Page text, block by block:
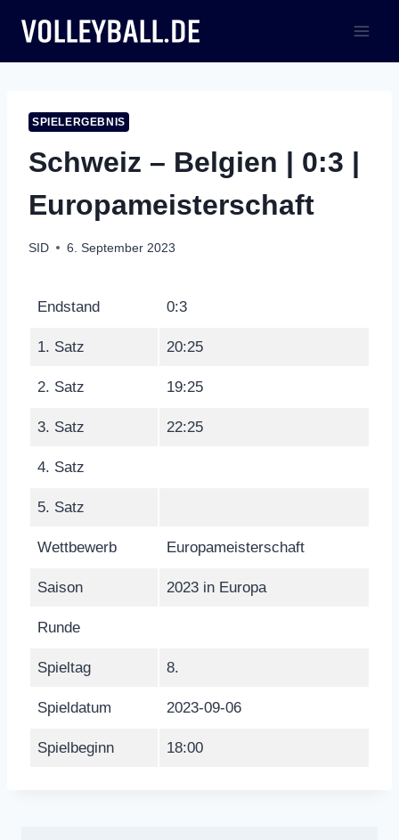
Inhalt
springen
SPIELERGEBNIS
Schweiz – Belgien | 0:3 |
Europameisterschaft
SID 6. September 2023
Endstand 0:3
1. Satz 20:25
2. Satz 19:25
3. Satz 22:25
4. Satz
5. Satz
Wettbewerb Europameisterschaft
Saison 2023 in Europa
Runde
Spieltag 8.
Spieldatum 2023-09-06
Spielbeginn 18:00